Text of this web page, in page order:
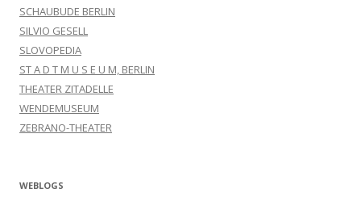
SCHAUBUDE BERLIN
SILVIO GESELL
SLOVOPEDIA
ST A D T M U S E U M, BERLIN
THEATER ZITADELLE
WENDEMUSEUM
ZEBRANO-THEATER
WEBLOGS